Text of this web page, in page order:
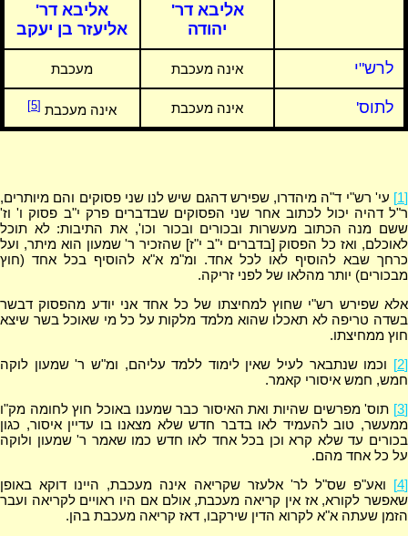
אליבא דר'
יהודה
אליבא דר'
אליעזר בן יעקב
לרש"י אינה מעכבת מעכבת
לתוס' אינה מעכבת אינה מעכבת [5]
[1]
עי' רש"י ד"ה מיהדרו, שפירש דהגם שיש לנו שני פסוקים והם מיותרים,
ר"ל דהיה יכול לכתוב אחר שני הפסוקים שבדברים פרק י"ב פסוק ו' וז'
ששם מנה הכתוב מעשרות ובכורים ובכור וכו', את התיבות: לא תוכל
לאוכלם, ואז כל הפסוק [בדברים י"ב י"ז] שהזכיר ר' שמעון הוא מיתר, ועל
כרחך שבא להוסיף לאו לכל אחד. ומ"מ א"א להוסיף בכל אחד (חוץ
מבכורים) יותר מהלאו של לפני זריקה.
אלא שפירש רש"י שחוץ למחיצתו של כל אחד אני יודע מהפסוק דבשר
בשדה טריפה לא תאכלו שהוא מלמד מלקות על כל מי שאוכל בשר שיצא
חוץ ממחיצתו.
[2]
וכמו שנתבאר לעיל שאין לימוד ללמד עליהם, ומ"ש ר' שמעון לוקה
חמש, חמש איסורי קאמר.
[3]
תוס' מפרשים שהיות ואת האיסור כבר שמענו באוכל חוץ לחומה מק"ו
ממעשר, טוב להעמיד לאו בדבר חדש שלא מצאנו בו עדיין איסור, כגון
בכורים עד שלא קרא וכן בכל אחד לאו חדש כמו שאמר ר' שמעון ולוקה
על כל אחד מהם.
[4]
ואע"פ שס"ל לר' אלעזר שקריאה אינה מעכבת, היינו דוקא באופן
שאפשר לקורא, אז אין קריאה מעכבת, אולם אם היו ראויים לקריאה ועבר
הזמן שעתה א"א לקרוא הדין שירקבו, דאז קריאה מעכבת בהן.